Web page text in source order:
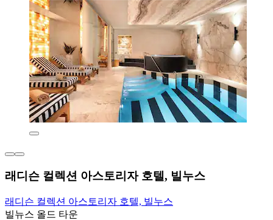
래디슨 컬렉션 아스토리자 호텔, 빌누스
래디슨 컬렉션 아스토리자 호텔, 빌누스
빌뉴스 올드 타운